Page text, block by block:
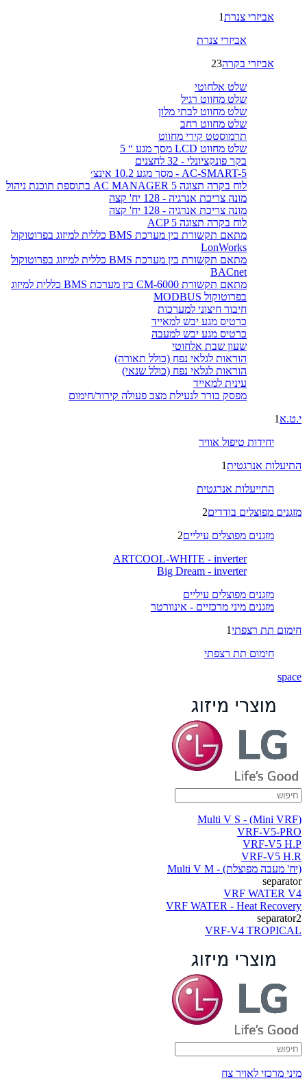
אביזרי צנרת1
אביזרי צנרת
אביזרי בקרה23
שלט אלחוטי
שלט מחווט רגיל
שלט מחווט לבתי מלון
שלט מחווט רחב
תרמוסטט קירי מחווט
שלט מחווט LCD מסך מגע “ 5
בקר פונקציונלי - 32 לחצנים
AC-SMART-5 - מסך מגע 10.2 אינצ׳
לוח בקרה תצוגה AC MANAGER 5 בתוספת תוכנת ניהול
מונה צריכת אנרגיה - 128 יח' קצה
מונה צריכת אנרגיה - 128 יח' קצה
לוח בקרה תצוגה ACP 5
מתאם תקשורת בין מערכת BMS כללית למיזוג בפרוטוקול
LonWorks
מתאם תקשורת בין מערכת BMS כללית למיזוג בפרוטוקול
BACnet
מתאם תקשורת CM-6000 בין מערכת BMS כללית למיזוג
בפרוטוקול MODBUS
חיבור חיצוני למערכות
כרטיס מגע יבש למאייד
כרטיס מגע יבש למעבה
שעון שבת אלחוטי
הוראות לגלאי נפח (כולל תאורה)
הוראות לגלאי נפח (כולל שנאי)
עינית למאייד
מפסק בורר לנעילת מצב פעולה קירור/חימום
י.ט.א 1
יחידות טיפול אוויר
התיעלות אנרגטית1
התייעלות אנרגטית
מזגנים מפוצלים בודדים2
מזגנים מפוצלים עיליים2
ARTCOOL-WHITE - inverter
Big Dream - inverter
מזגנים מפוצלים עיליים
מזגנים מיני מרכזיים - אינוורטר
חימום תת רצפתי1
חימום תת רצפתי
space
(Multi V S - (Mini VRF
VRF-V5-PRO
VRF-V5 H.P
VRF-V5 H.R
(יח' מעבה מפוצלת) - Multi V M
separator
VRF WATER V4
VRF WATER - Heat Recovery
separator2
VRF-V4 TROPICAL
מיני מרכזי לאויר צח